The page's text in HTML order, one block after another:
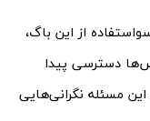
از این باگ،
دسترسی پیدا
مسئله نگرانی‌هایی